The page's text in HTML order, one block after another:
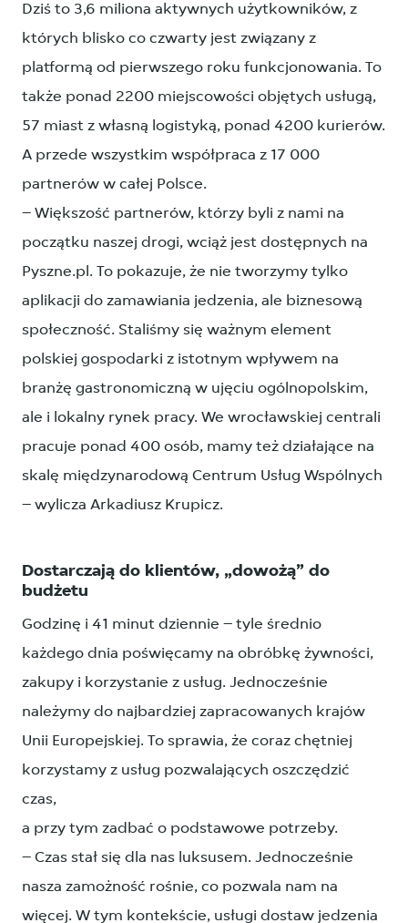
Dziś to 3,6 miliona aktywnych użytkowników, z
których blisko co czwarty jest związany z
platformą od pierwszego roku funkcjonowania. To
także ponad 2200 miejscowości objętych usługą,
57 miast z własną logistyką, ponad 4200 kurierów.
A przede wszystkim współpraca z 17 000
partnerów w całej Polsce.
– Większość partnerów, którzy byli z nami na
początku naszej drogi, wciąż jest dostępnych na
Pyszne.pl. To pokazuje, że nie tworzymy tylko
aplikacji do zamawiania jedzenia, ale biznesową
społeczność. Staliśmy się ważnym element
polskiej gospodarki z istotnym wpływem na
branżę gastronomiczną w ujęciu ogólnopolskim,
ale i lokalny rynek pracy. We wrocławskiej centrali
pracuje ponad 400 osób, mamy też działające na
skalę międzynarodową Centrum Usług Wspólnych
– wylicza Arkadiusz Krupicz.
Dostarczają do klientów, „dowożą” do
budżetu
Godzinę i 41 minut dziennie – tyle średnio
każdego dnia poświęcamy na obróbkę żywności,
zakupy i korzystanie z usług. Jednocześnie
należymy do najbardziej zapracowanych krajów
Unii Europejskiej. To sprawia, że coraz chętniej
korzystamy z usług pozwalających oszczędzić
czas,
a przy tym zadbać o podstawowe potrzeby.
– Czas stał się dla nas luksusem. Jednocześnie
nasza zamożność rośnie, co pozwala nam na
więcej. W tym kontekście, usługi dostaw jedzenia